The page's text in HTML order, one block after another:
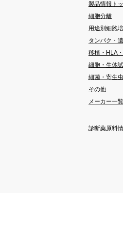
製品情報ト
細胞分離
用途別細胞
タンパク・
移植・HLA
細胞・生体
細菌・寄生
その他
メーカー一覧
診断薬原料